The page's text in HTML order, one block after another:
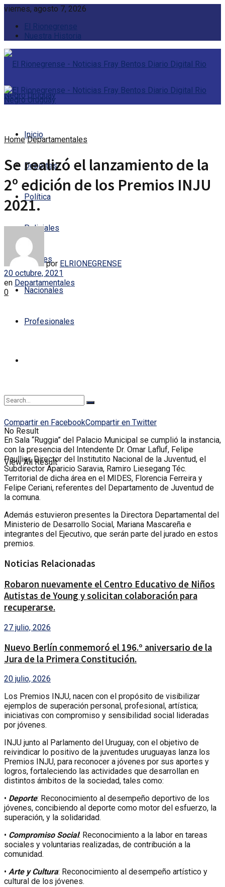
viernes, agosto 7, 2026
El Rionegrense
Nuestra Historia
Inicio
Deportes
Política
Policiales
Locales
Nacionales
Profesionales
No Result
View All Result
Home Departamentales
Se realizó el lanzamiento de la
2º edición de los Premios INJU
2021.
por ELRIONEGRENSE
20 octubre, 2021
en Departamentales
0
Compartir en FacebookCompartir en Twitter
En Sala “Ruggia” del Palacio Municipal se cumplió la instancia,
con la presencia del Intendente Dr. Omar Lafluf, Felipe
Paullier, Director del Institutito Nacional de la Juventud, el
Subdirector Aparicio Saravia, Ramiro Liesegang Téc.
Territorial de dicha área en el MIDES, Florencia Ferreira y
Felipe Ceriani, referentes del Departamento de Juventud de
la comuna.
Además estuvieron presentes la Directora Departamental del
Ministerio de Desarrollo Social, Mariana Mascareña e
integrantes del Ejecutivo, que serán parte del jurado en estos
premios.
Noticias Relacionadas
Robaron nuevamente el Centro Educativo de Niños
Autistas de Young y solicitan colaboración para
recuperarse.
27 julio, 2026
Nuevo Berlín conmemoró el 196.º aniversario de la
Jura de la Primera Constitución.
20 julio, 2026
Los Premios INJU, nacen con el propósito de visibilizar
ejemplos de superación personal, profesional, artística;
iniciativas con compromiso y sensibilidad social lideradas
por jóvenes.
INJU junto al Parlamento del Uruguay, con el objetivo de
reivindicar lo positivo de la juventudes uruguayas lanza los
Premios INJU, para reconocer a jóvenes por sus aportes y
logros, fortaleciendo las actividades que desarrollan en
distintos ámbitos de la sociedad, tales como:
• Deporte: Reconocimiento al desempeño deportivo de los
jóvenes, concibiendo al deporte como motor del esfuerzo, la
superación, y la solidaridad.
• Compromiso Social: Reconocimiento a la labor en tareas
sociales y voluntarias realizadas, de contribución a la
comunidad.
• Arte y Cultura: Reconocimiento al desempeño artístico y
cultural de los jóvenes.